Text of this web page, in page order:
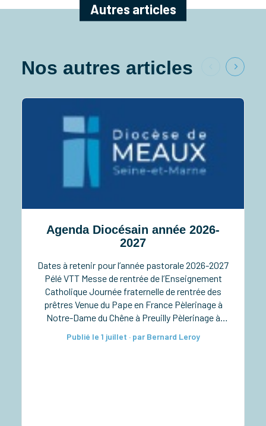
Autres articles
Nos autres articles
Agenda Diocésain année 2026-
2027
Dates à retenir pour l’année pastorale 2026-2027
Pélé VTT Messe de rentrée de l’Enseignement
Catholique Journée fraternelle de rentrée des
prêtres Venue du Pape en France Pèlerinage à
Notre-Dame du Chêne à Preuilly Pèlerinage à
diaconales à la cathédrale Taizé pour les lycéens
Publié le 1 juillet · par Bernard Leroy